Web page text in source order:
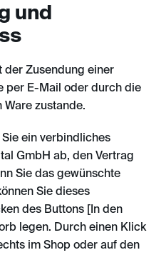
und
der Zusendung einer
per E-Mail oder durch die
zustande.
ein verbindliches
GmbH ab, den Vertrag
Sie das gewünschte
Sie dieses
des Buttons [In den
legen. Durch einen Klick
im Shop oder auf den